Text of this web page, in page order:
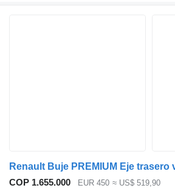
COP 1.655.000 EUR 450 ≈ US$ 519,90